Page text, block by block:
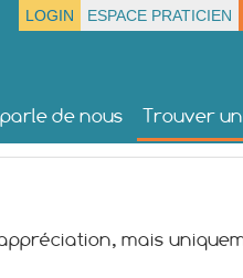
LOGIN ESPACE PRATICIEN
de nous Trouver
mais